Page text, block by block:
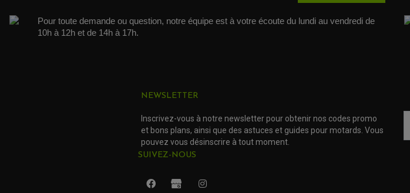
Pour toute demande ou question, notre équipe est à votre écoute du lundi au vendredi de
10h à 12h et de 14h à 17h.
NEWSLETTER
Inscrivez-vous à notre newsletter pour obtenir nos codes promo
et bons plans, ainsi que des astuces et guides pour motards. Vous
pouvez vous désinscrire à tout moment.
SUIVEZ-NOUS